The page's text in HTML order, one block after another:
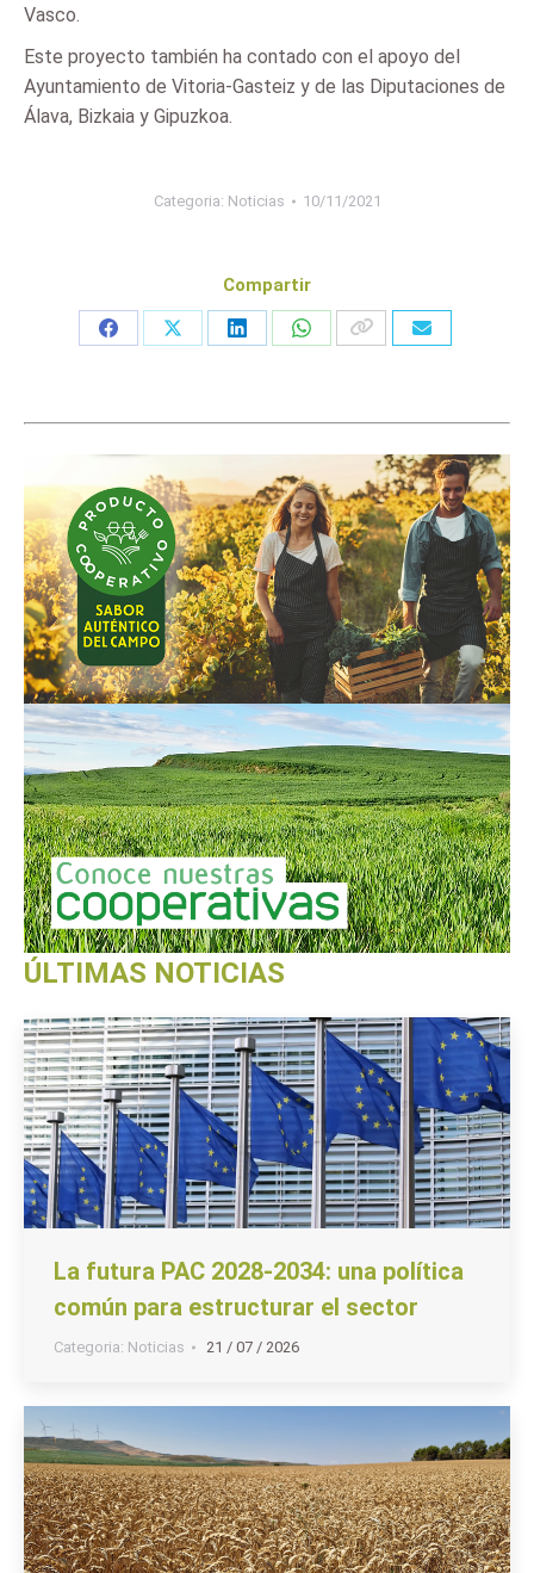
Vasco.
Este proyecto también ha contado con el apoyo del
Ayuntamiento de Vitoria-Gasteiz y de las Diputaciones de
Álava, Bizkaia y Gipuzkoa.
Categoria: Noticias 10/11/2021
Compartir
Share
Share
Share
Share
ÚLTIMAS NOTICIAS
La futura PAC 2028-2034: una política
común para estructurar el sector
Categoria: Noticias 21 / 07 / 2026